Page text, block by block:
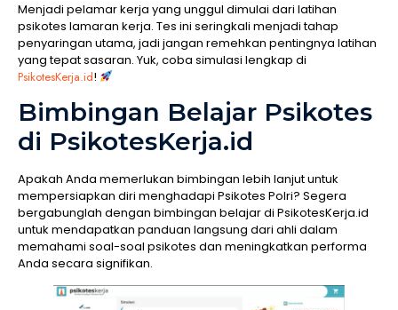
Menjadi pelamar kerja yang unggul dimulai dari latihan
psikotes lamaran kerja. Tes ini seringkali menjadi tahap
penyaringan utama, jadi jangan remehkan pentingnya latihan
yang tepat sasaran. Yuk, coba simulasi lengkap di
PsikotesKerja.id!
Bimbingan Belajar Psikotes
di PsikotesKerja.id
Apakah Anda memerlukan bimbingan lebih lanjut untuk
mempersiapkan diri menghadapi Psikotes Polri? Segera
bergabunglah dengan bimbingan belajar di PsikotesKerja.id
untuk mendapatkan panduan langsung dari ahli dalam
memahami soal-soal psikotes dan meningkatkan performa
Anda secara signifikan.